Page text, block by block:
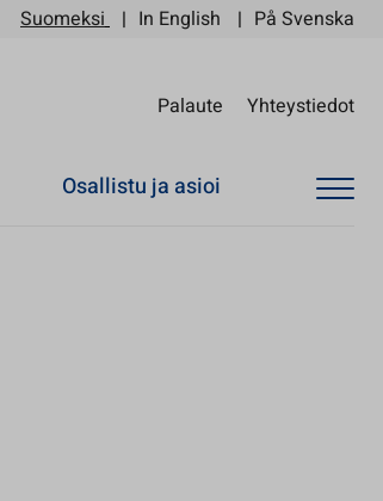
Suomeksi In English På Svenska
Palaute Yhteystiedot
Osallistu ja asioi